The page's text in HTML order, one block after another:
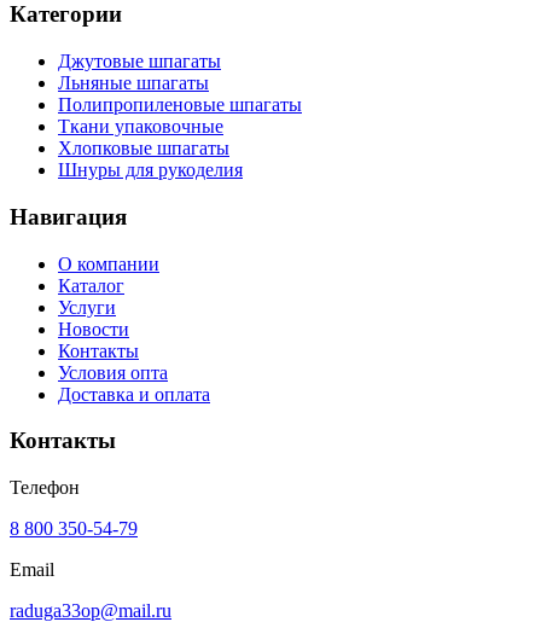
Категории
Джутовые шпагаты
Льняные шпагаты
Полипропиленовые шпагаты
Ткани упаковочные
Хлопковые шпагаты
Шнуры для рукоделия
Навигация
О компании
Каталог
Услуги
Новости
Контакты
Условия опта
Доставка и оплата
Контакты
Телефон
8 800 350-54-79
Email
raduga33op@mail.ru